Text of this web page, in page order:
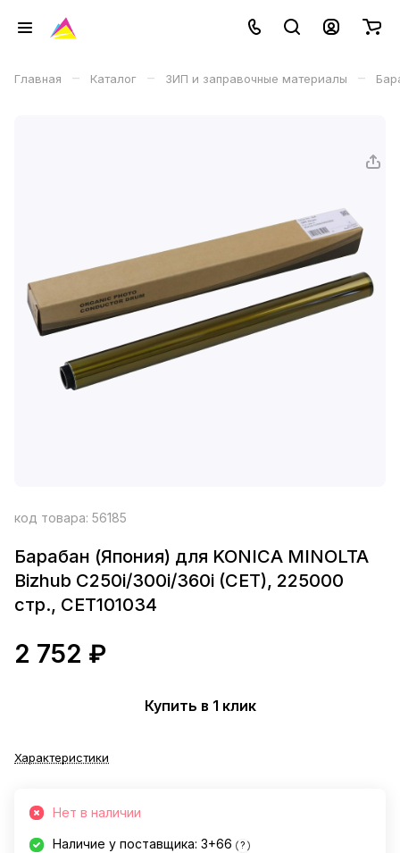
Главная – Каталог – ЗИП и заправочные материалы –
код товара: 56185
Барабан (Япония) для KONICA MINOLTA
Bizhub C250i/300i/360i (CET), 225000
стр., CET101034
2 752 ₽
Купить в 1 клик
Характеристики
Нет в наличии
Наличие у поставщика: 3+66 ?